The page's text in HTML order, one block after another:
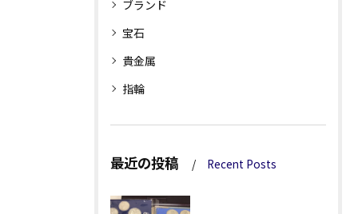
ブランド
宝石
貴金属
指輪
最近の投稿 Recent Posts